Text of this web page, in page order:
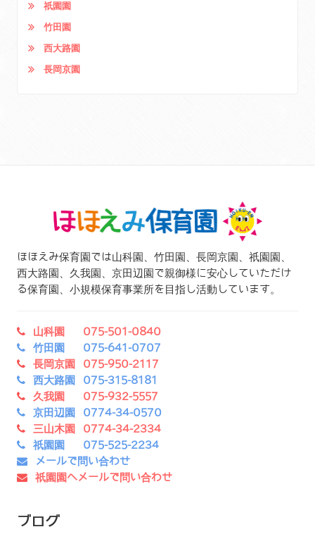
祇園園
竹田園
西大路園
長岡京園
ほほえみ保育園では山科園、竹田園、長岡京園、祇園園、
西大路園、久我園、京田辺園で親御様に安心していただけ
る保育園、小規模保育事業所を目指し活動しています。
山科園 075-501-0840
竹田園 075-641-0707
長岡京園 075-950-2117
西大路園 075-315-8181
久我園 075-932-5557
京田辺園 0774-34-0570
三山木園 0774-34-2334
祇園園 075-525-2234
メールで問い合わせ
祇園園へメールで問い合わせ
ブログ